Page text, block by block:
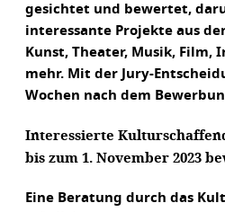
gesichtet und bewertet,
interessante Projekte aus
Kunst, Theater, Musik, Film,
mehr. Mit der Jury-
Wochen nach dem
Interessierte
bis zum 1. November 2023
Eine Beratung durch das